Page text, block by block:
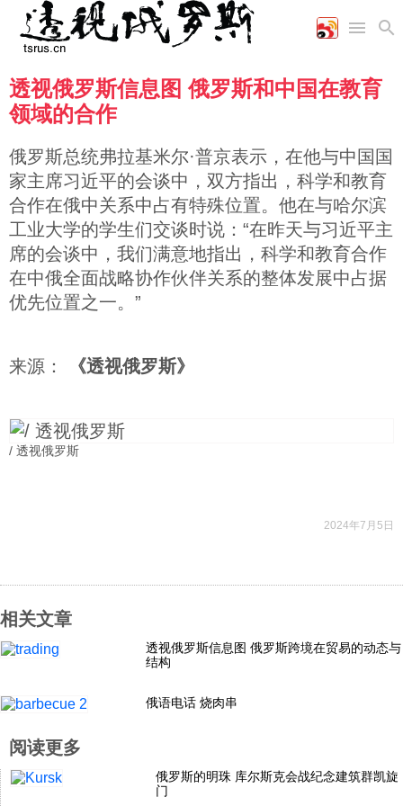
首页
国际
时政
军事
空军
海军
陆军
军事合作
评论
经济
财经
商业
工业
能源
农业
科技
文艺
教育
美食
娱乐
历史
体育
旅游
视听
图片新闻
高清图片
漫画
视频
图表
透视俄罗斯信息图 俄罗斯和中国在教育
领域的合作
俄罗斯总统弗拉基米尔·普京表示，在他与中国国
家主席习近平的会谈中，双方指出，科学和教育
合作在俄中关系中占有特殊位置。他在与哈尔滨
工业大学的学生们交谈时说：“在昨天与习近平主
席的会谈中，我们满意地指出，科学和教育合作
在中俄全面战略协作伙伴关系的整体发展中占据
优先位置之一。”
来源： 《透视俄罗斯》
/ 透视俄罗斯
2024年7月5日
相关文章
透视俄罗斯信息图 俄罗斯跨境在贸易的动态与
结构
俄语电话 烧肉串
阅读更多
俄罗斯的明珠 库尔斯克会战纪念建筑群凯旋
门